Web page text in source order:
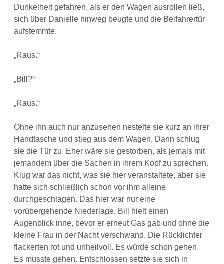
Dunkelheit gefahren, als er den Wagen ausrollen ließ,
sich über Danielle hinweg beugte und die Beifahrertür
aufstemmte.
„Raus.“
„Bill?“
„Raus.“
Ohne ihn auch nur anzusehen nestelte sie kurz an ihrer
Handtasche und stieg aus dem Wagen. Dann schlug
sie die Tür zu. Eher wäre sie gestorben, als jemals mit
jemandem über die Sachen in ihrem Kopf zu sprechen.
Klug war das nicht, was sie hier veranstaltete, aber sie
hatte sich schließlich schon vor ihm alleine
durchgeschlagen. Das hier war nur eine
vorübergehende Niederlage. Bill hielt einen
Augenblick inne, bevor er erneut Gas gab und ohne die
kleine Frau in der Nacht verschwand. Die Rücklichter
flackerten rot und unheilvoll. Es würde schon gehen.
Es musste gehen. Entschlossen setzte sie sich in